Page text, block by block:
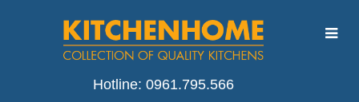
Hotline: 0961.795.566